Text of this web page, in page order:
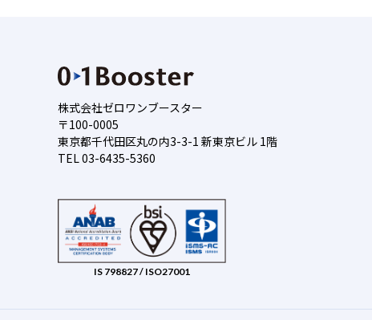
株式会社ゼロワンブースター
〒100-0005
東京都千代田区丸の内3-3-1 新東京ビル 1階
TEL 03-6435-5360
IS 798827 / ISO27001